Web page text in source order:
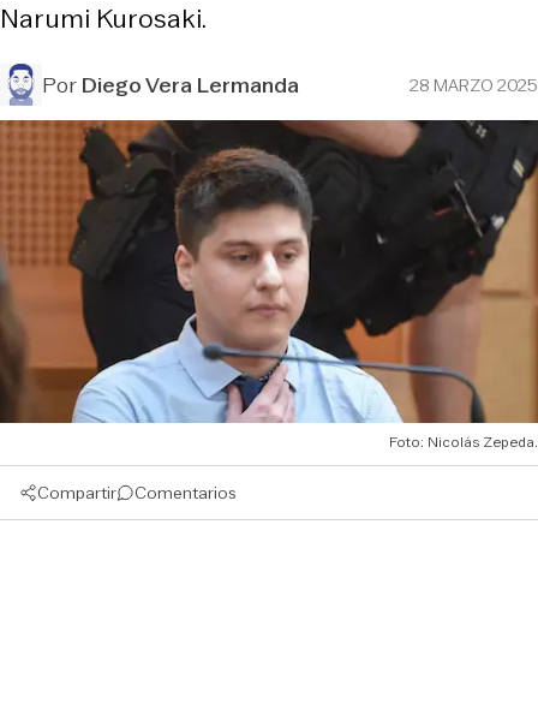
Narumi Kurosaki.
PorDiego Vera Lermanda 28 MARZO 2025
Foto: Nicolás Zepeda.
Compartir Comentarios